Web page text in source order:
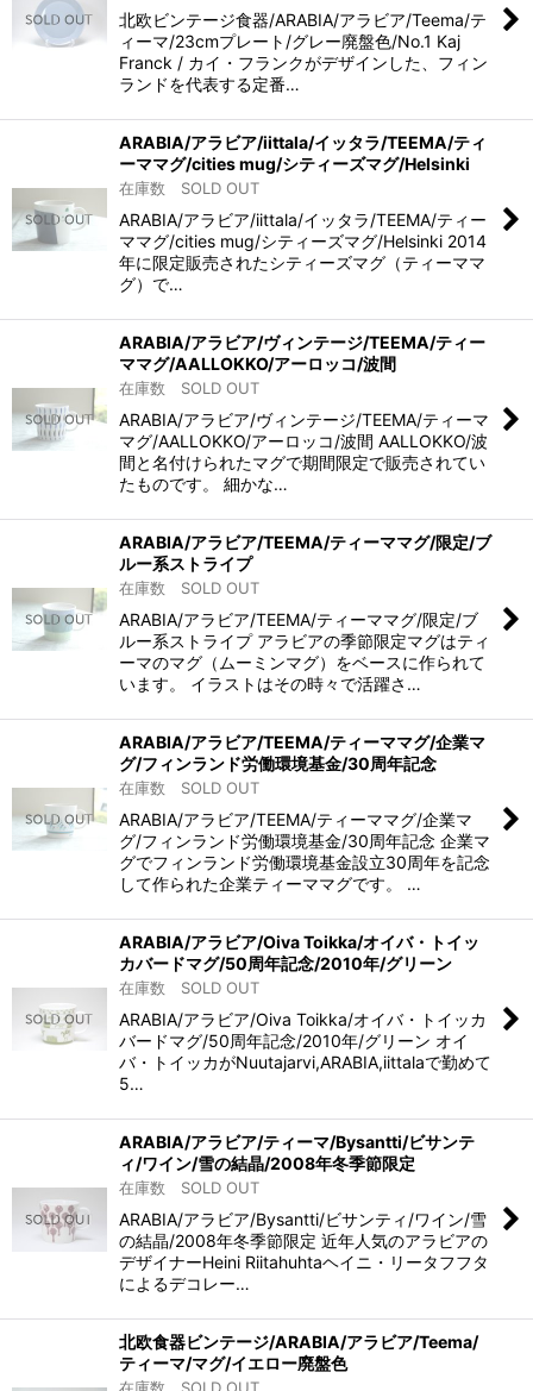
北欧ビンテージ食器/ARABIA/アラビア/Teema/テ
ィーマ/23cmプレート/グレー廃盤色/No.1 Kaj
Franck / カイ・フランクがデザインした、フィン
ランドを代表する定番…
ARABIA/アラビア/iittala/イッタラ/TEEMA/ティ
ーママグ/cities mug/シティーズマグ/Helsinki
在庫数 SOLD OUT
ARABIA/アラビア/iittala/イッタラ/TEEMA/ティー
ママグ/cities mug/シティーズマグ/Helsinki 2014
年に限定販売されたシティーズマグ（ティーママ
グ）で…
ARABIA/アラビア/ヴィンテージ/TEEMA/ティー
ママグ/AALLOKKO/アーロッコ/波間
在庫数 SOLD OUT
ARABIA/アラビア/ヴィンテージ/TEEMA/ティーマ
マグ/AALLOKKO/アーロッコ/波間 AALLOKKO/波
間と名付けられたマグで期間限定で販売されてい
たものです。 細かな…
ARABIA/アラビア/TEEMA/ティーママグ/限定/ブ
ルー系ストライプ
在庫数 SOLD OUT
ARABIA/アラビア/TEEMA/ティーママグ/限定/ブ
ルー系ストライプ アラビアの季節限定マグはティ
ーマのマグ（ムーミンマグ）をベースに作られて
います。 イラストはその時々で活躍さ…
ARABIA/アラビア/TEEMA/ティーママグ/企業マ
グ/フィンランド労働環境基金/30周年記念
在庫数 SOLD OUT
ARABIA/アラビア/TEEMA/ティーママグ/企業マ
グ/フィンランド労働環境基金/30周年記念 企業マ
グでフィンランド労働環境基金設立30周年を記念
して作られた企業ティーママグです。 …
ARABIA/アラビア/Oiva Toikka/オイバ・トイッ
カバードマグ/50周年記念/2010年/グリーン
在庫数 SOLD OUT
ARABIA/アラビア/Oiva Toikka/オイバ・トイッカ
バードマグ/50周年記念/2010年/グリーン オイ
バ・トイッカがNuutajarvi,ARABIA,iittalaで勤めて
5…
ARABIA/アラビア/ティーマ/Bysantti/ビサンテ
ィ/ワイン/雪の結晶/2008年冬季節限定
在庫数 SOLD OUT
ARABIA/アラビア/Bysantti/ビサンティ/ワイン/雪
の結晶/2008年冬季節限定 近年人気のアラビアの
デザイナーHeini Riitahuhtaヘイニ・リータフフタ
によるデコレー…
北欧食器ビンテージ/ARABIA/アラビア/Teema/
ティーマ/マグ/イエロー廃盤色